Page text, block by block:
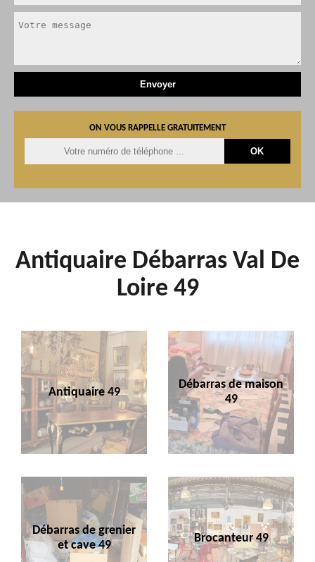
ON VOUS RAPPELLE GRATUITEMENT
Antiquaire Débarras Val De
Loire 49
Antiquaire 49
Débarras de maison
49
Débarras de grenier
et cave 49
Brocanteur 49